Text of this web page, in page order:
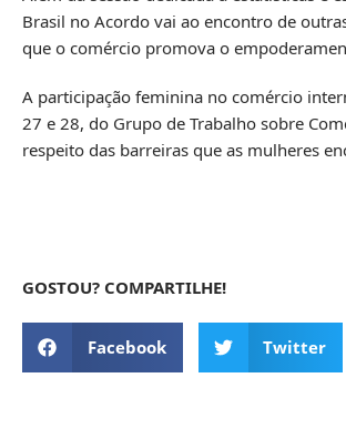
Brasil no Acordo vai ao encontro de
que o comércio promova o
A participação feminina no comércio
27 e 28, do Grupo de Trabalho sobre
respeito das barreiras que as mulheres
GOSTOU? COMPARTILHE!
Facebook Twitter